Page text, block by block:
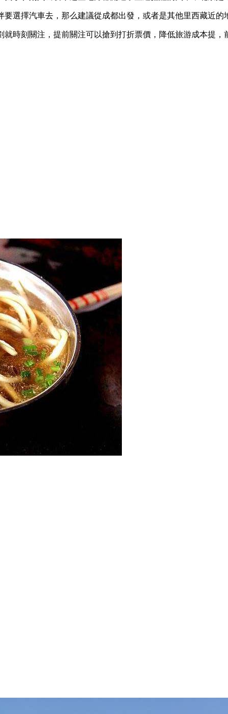
選擇汽車去，那么建議從成都出發，或者是其他里西藏近的
時刻關注，提前關注可以搶到打折票價，降低旅游成本提，